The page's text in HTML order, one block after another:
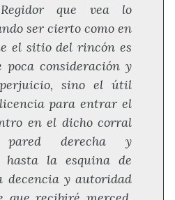
que vea lo
ser cierto como en
el sitio del rincón es
consideración y
sino el útil
para entrar el
en el dicho corral
derecha y
hasta la esquina de
decencia y autoridad